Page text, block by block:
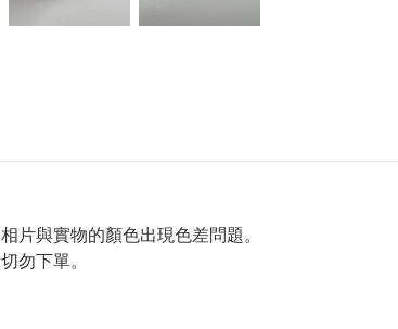
與實物的顏色出現色差問題。
勿下單。